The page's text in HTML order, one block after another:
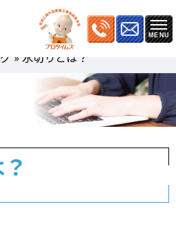
»水切りとは？